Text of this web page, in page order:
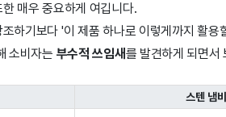
한 매우 중요하게 여깁니다.
하기보다 '이 제품 하나로 이렇게까지 활용
소비자는 부수적 쓰임새를 발견하게 되면서
스텐 냄비